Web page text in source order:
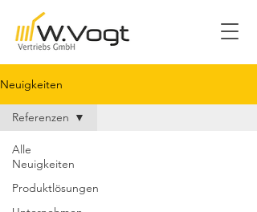
Neuigkeiten
Alle
Neuigkeiten
Produktlösungen
Referenzen